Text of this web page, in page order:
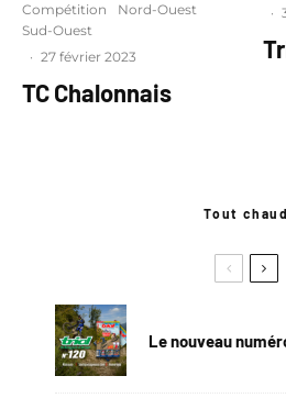
Compétition
Nord-Ouest
Sud-Ouest
· 27 février 2023
TC Chalonnais
·
Tout chaud
Le nouveau